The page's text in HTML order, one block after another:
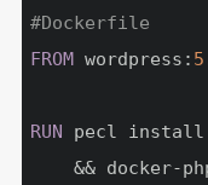
#Dockerfile
FROM
wordpress:
RUN
pecl install